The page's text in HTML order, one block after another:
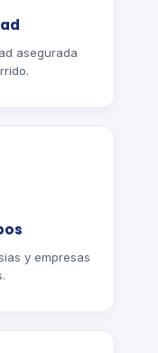
asegurada
y empresas